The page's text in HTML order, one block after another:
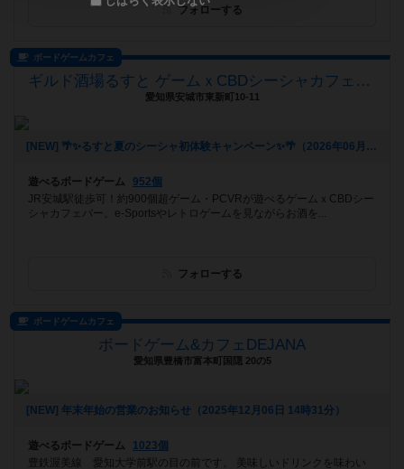
フォローする
ボードゲームカフェ
ギルド酒場るすと ゲームｘCBDシーシャカフェバー
愛知県安城市東新町10-11
[NEW] 🌴✨るすと夏のシーシャ初体験キャンペーン✨🌴（2026年06月03日 02時03分）
遊べるボードゲーム
952個
JR安城駅徒歩可！約900個超ゲーム・PCVRが遊べるゲームｘCBDシー
シャカフェバー。e-Sportsやレトロゲームを見ながらお酒を...
フォローする
ボードゲームカフェ
ボードゲーム&カフェDEJANA
愛知県豊橋市富本町国隠 20の5
[NEW] 年末年始の営業のお知らせ（2025年12月06日 14時31分）
遊べるボードゲーム
1023個
豊鉄渥美線 愛知大学前駅の目の前です。 美味しいドリンクを味わい